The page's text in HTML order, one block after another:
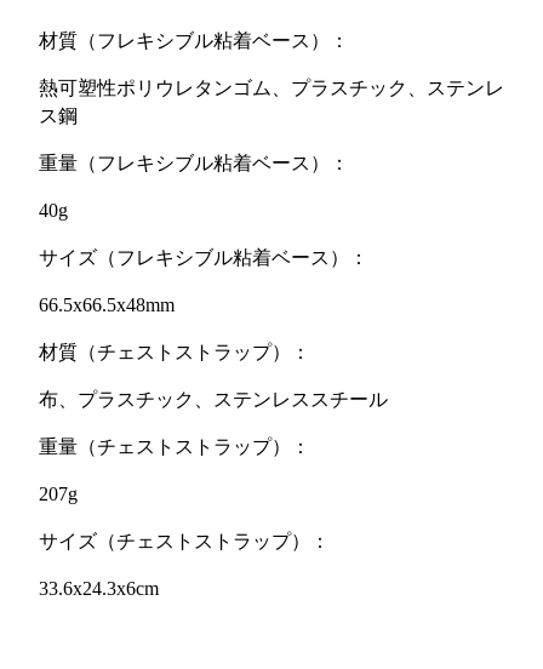
材質（フレキシブル粘着ベース）：
熱可塑性ポリウレタンゴム、プラスチック、ステンレ
ス鋼
重量（フレキシブル粘着ベース）：
40g
サイズ（フレキシブル粘着ベース）：
66.5x66.5x48mm
材質（チェストストラップ）：
布、プラスチック、ステンレススチール
重量（チェストストラップ）：
207g
サイズ（チェストストラップ）：
33.6x24.3x6cm